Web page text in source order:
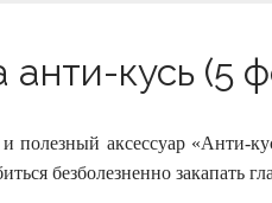
анти-кусь (5
полезный аксессуар «Анти-
безболезненно закапать